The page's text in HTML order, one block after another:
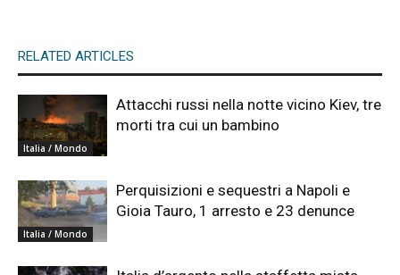
RELATED ARTICLES
Italia / Mondo
Attacchi russi nella notte vicino Kiev, tre
morti tra cui un bambino
Italia / Mondo
Perquisizioni e sequestri a Napoli e
Gioia Tauro, 1 arresto e 23 denunce